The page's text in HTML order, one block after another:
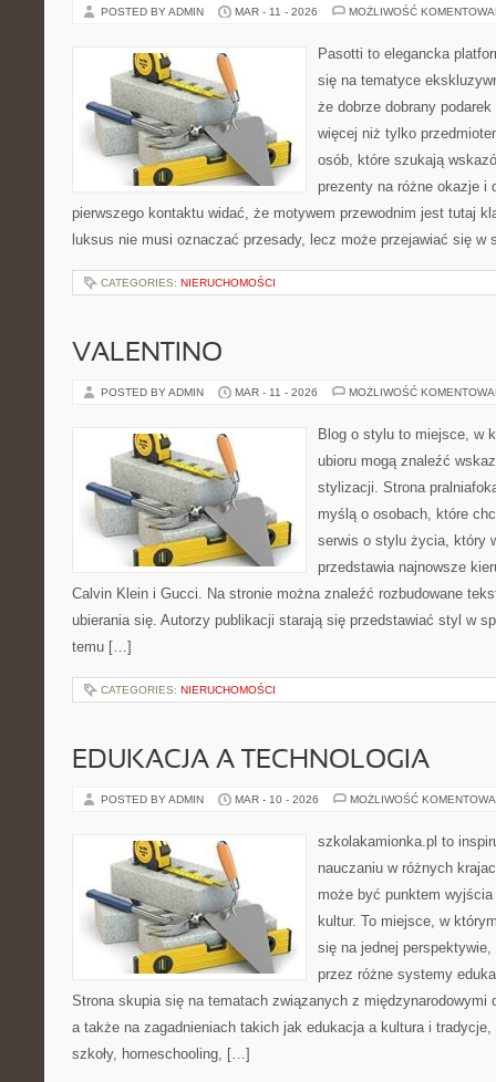
POSTED BY ADMIN MAR - 11 - 2026 MOŻLIWOŚĆ
Pasotti to elegancka
się na tematyce
że dobrze dobrany
więcej niż tylko
osób, które szukają
prezenty na różne okazje i
pierwszego kontaktu widać, że motywem przewodnim jest tutaj
luksus nie musi oznaczać przesady, lecz może przejawiać się
CATEGORIES: NIERUCHOMOŚCI
VALENTINO
POSTED BY ADMIN MAR - 11 - 2026 MOŻLIWOŚĆ
Blog o stylu to miejsce, w
ubioru mogą znaleźć
stylizacji. Strona
myślą o osobach, które
serwis o stylu życia, który
przedstawia najnowsze
Calvin Klein i Gucci. Na stronie można znaleźć rozbudowane
ubierania się. Autorzy publikacji starają się przedstawiać styl w
temu […]
CATEGORIES: NIERUCHOMOŚCI
EDUKACJA A TECHNOLOGIA
POSTED BY ADMIN MAR - 10 - 2026 MOŻLIWOŚĆ
szkolakamionka.pl to
nauczaniu w różnych
może być punktem
kultur. To miejsce, w
się na jednej
przez różne systemy
Strona skupia się na tematach związanych z międzynarodowymi
a także na zagadnieniach takich jak edukacja a kultura i
szkoły, homeschooling, […]